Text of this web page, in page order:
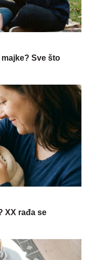
Sve što
XX rađa se